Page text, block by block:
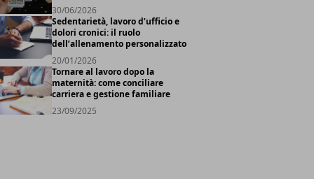
30/06/2026
Sedentarietà, lavoro d’ufficio e
dolori cronici: il ruolo
dell’allenamento personalizzato
20/01/2026
Tornare al lavoro dopo la
maternità: come conciliare
carriera e gestione familiare
23/09/2025